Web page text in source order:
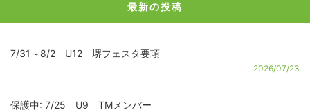
最新の投稿
7/31～8/2 U12 堺フェスタ要項
2026/07/23
保護中: 7/25 U9 TMメンバー